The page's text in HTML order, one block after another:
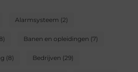
Alarmsysteem (2)
Banen en opleidingen (7)
(8) Bedrijven (29)